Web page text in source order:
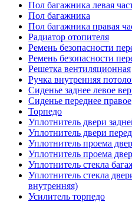
Пол багажника левая
Пол багажника
Пол багажника правая
Радиатор отопителя
Ремень безопасности
Ремень безопасности
Решетка вентиляционная
Ручка внутренняя
Сиденье заднее левое
Сиденье переднее правое
Торпедо
Уплотнитель двери
Уплотнитель двери
Уплотнитель проема
Уплотнитель проема
Уплотнитель стекла
Уплотнитель стекла
внутренняя)
Усилитель торпедо